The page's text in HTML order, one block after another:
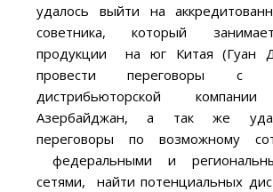
удалось выйти на
советника, который
продукции на юг Китая (Гуан
провести переговоры с
дистрибьюторской компании
Азербайджан, а так же
переговоры по возможному
федеральными и
сетями, найти потенциальных